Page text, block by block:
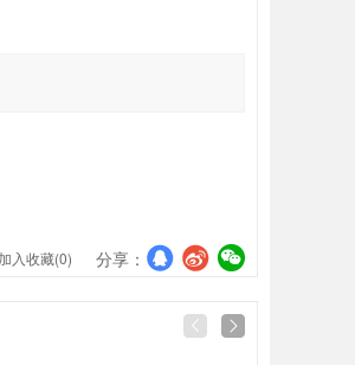
分享：
加入收藏(0)